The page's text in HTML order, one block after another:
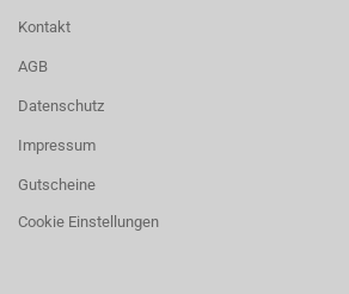
Kontakt
AGB
Datenschutz
Impressum
Gutscheine
Cookie Einstellungen